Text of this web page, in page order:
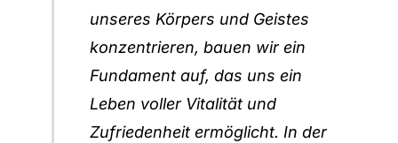
unseres Körpers und Geistes
konzentrieren, bauen wir ein
Fundament auf, das uns ein
Leben voller Vitalität und
Zufriedenheit ermöglicht. In der